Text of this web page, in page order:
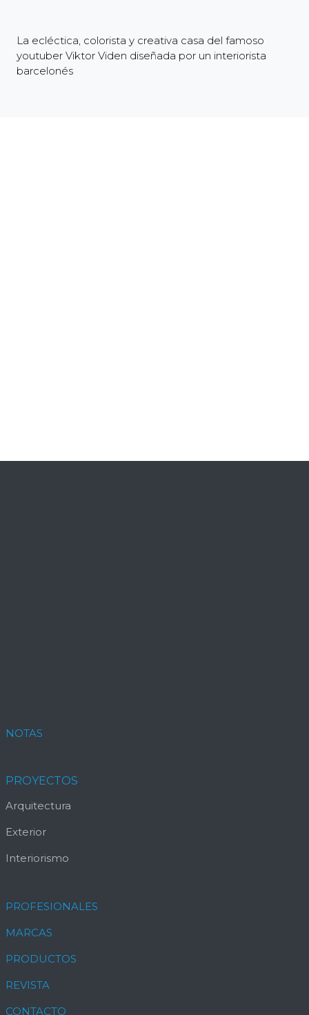
La ecléctica, colorista y creativa casa del famoso
youtuber Viktor Viden diseñada por un interiorista
barcelonés
NOTAS
PROYECTOS
Arquitectura
Exterior
Interiorismo
PROFESIONALES
MARCAS
PRODUCTOS
REVISTA
CONTACTO